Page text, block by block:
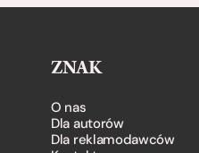
ZNAK
O nas
Dla autorów
Dla reklamodawców